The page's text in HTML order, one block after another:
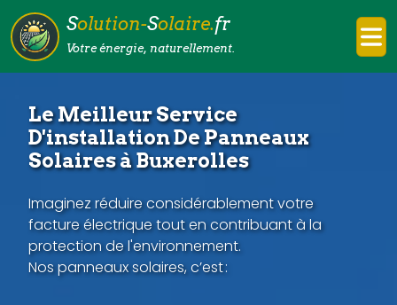
Solution-Solaire.fr
Votre énergie, naturellement.
Le Meilleur Service
D'installation De Panneaux
Solaires à Buxerolles
Imaginez réduire considérablement votre
facture électrique tout en contribuant à la
protection de l'environnement.
Nos panneaux solaires, c’est :